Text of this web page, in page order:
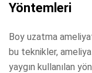
Yöntemleri
Boy uzatma
bu teknikler,
yaygın kullanılan